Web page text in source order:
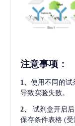
注意事项 ：
1、 使用不同的试
导致实验失败。
2、
试剂盒开启
保存条件表格 (受